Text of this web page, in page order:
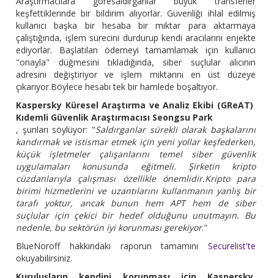
keşfettiklerinde bir bildirim alıyorlar. Güvenliği ihlal edilmiş
kullanıcı başka bir hesaba bir miktar para aktarmaya
çalıştığında, işlem sürecini durdurup kendi aracılarını enjekte
ediyorlar. Başlatılan ödemeyi tamamlamak için kullanıcı
"onayla" düğmesini tıkladığında, siber suçlular alıcının
adresini değiştiriyor ve işlem miktarını en üst düzeye
çıkarıyor.Böylece hesabı tek bir hamlede boşaltıyor.
Kaspersky Küresel Araştırma ve Analiz Ekibi (GReAT)
Kıdemli Güvenlik Araştırmacısı Seongsu Park
, şunları söylüyor: "Saldırganlar sürekli olarak başkalarını
kandırmak ve istismar etmek için yeni yollar keşfederken,
küçük işletmeler çalışanlarını temel siber güvenlik
uygulamaları konusunda eğitmeli. Şirketin kripto
cüzdanlarıyla çalışması özellikle önemlidir.Kripto para
birimi hizmetlerini ve uzantılarını kullanmanın yanlış bir
tarafı yoktur, ancak bunun hem APT hem de siber
suçlular için çekici bir hedef olduğunu unutmayın. Bu
nedenle, bu sektörün iyi korunması gerekiyor."
BlueNoroff hakkındaki raporun tamamını Securelist'te
okuyabilirsiniz.